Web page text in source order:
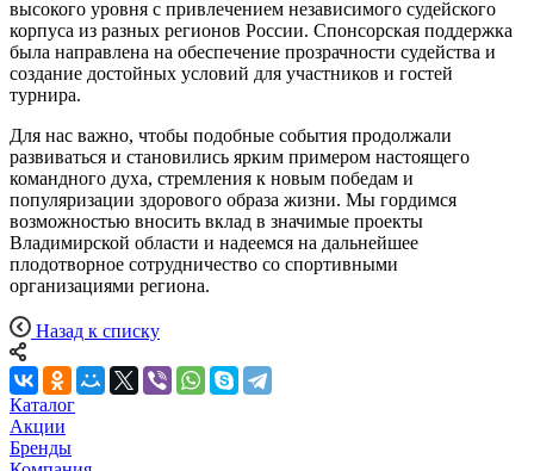
высокого уровня с привлечением независимого судейского
корпуса из разных регионов России. Спонсорская поддержка
была направлена на обеспечение прозрачности судейства и
создание достойных условий для участников и гостей
турнира.
Для нас важно, чтобы подобные события продолжали
развиваться и становились ярким примером настоящего
командного духа, стремления к новым победам и
популяризации здорового образа жизни. Мы гордимся
возможностью вносить вклад в значимые проекты
Владимирской области и надеемся на дальнейшее
плодотворное сотрудничество со спортивными
организациями региона.
Назад к списку
Каталог
Акции
Бренды